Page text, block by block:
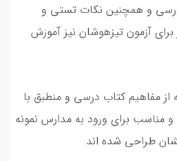
و همچنین نکات تستی و
آزمون تیزهوشان نیز آموزش
از مفاهیم کتاب درسی و منطبق با
مناسب برای ورود به مدارس نمونه
طراحی شده اند